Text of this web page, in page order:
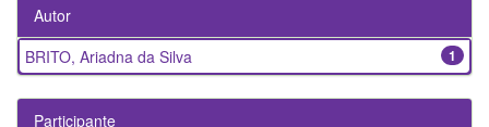
Autor
1
BRITO, Ariadna da Silva
Participante